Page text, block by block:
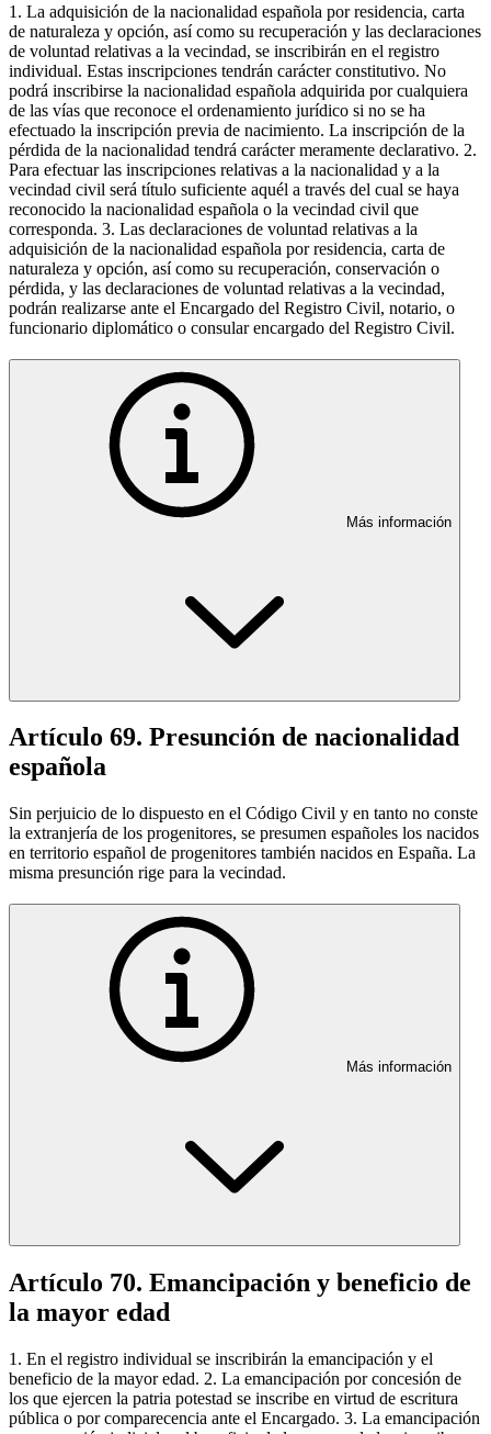
1. La adquisición de la nacionalidad española por residencia, carta
de naturaleza y opción, así como su recuperación y las declaraciones
de voluntad relativas a la vecindad, se inscribirán en el registro
individual. Estas inscripciones tendrán carácter constitutivo. No
podrá inscribirse la nacionalidad española adquirida por cualquiera
de las vías que reconoce el ordenamiento jurídico si no se ha
efectuado la inscripción previa de nacimiento. La inscripción de la
pérdida de la nacionalidad tendrá carácter meramente declarativo. 2.
Para efectuar las inscripciones relativas a la nacionalidad y a la
vecindad civil será título suficiente aquél a través del cual se haya
reconocido la nacionalidad española o la vecindad civil que
corresponda. 3. Las declaraciones de voluntad relativas a la
adquisición de la nacionalidad española por residencia, carta de
naturaleza y opción, así como su recuperación, conservación o
pérdida, y las declaraciones de voluntad relativas a la vecindad,
podrán realizarse ante el Encargado del Registro Civil, notario, o
funcionario diplomático o consular encargado del Registro Civil.
Más información
Artículo 69. Presunción de nacionalidad
española
Sin perjuicio de lo dispuesto en el Código Civil y en tanto no conste
la extranjería de los progenitores, se presumen españoles los nacidos
en territorio español de progenitores también nacidos en España. La
misma presunción rige para la vecindad.
Más información
Artículo 70. Emancipación y beneficio de
la mayor edad
1. En el registro individual se inscribirán la emancipación y el
beneficio de la mayor edad. 2. La emancipación por concesión de
los que ejercen la patria potestad se inscribe en virtud de escritura
pública o por comparecencia ante el Encargado. 3. La emancipación